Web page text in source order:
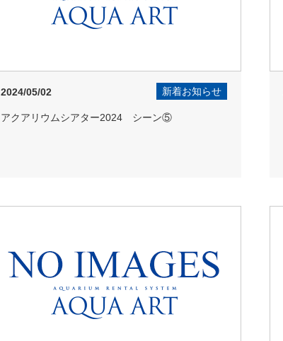
2024/05/02 新着お知らせ
アクアリウムシアター2024 シーン⑤